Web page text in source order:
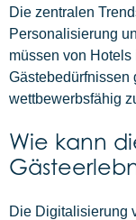
Die zentralen
Personalisierung
müssen von
Gästebedürfnissen
wettbewerbsfähig
Wie kann
Die Digitalisierung